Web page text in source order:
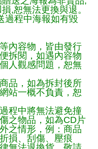
,恕無法更換與退。
過程中海報如有毀
內容物，皆由發行
拆閱，如遇內容物
人觀感問題，恕無
品，如為拆封後所
站一概不負責，恕
程中將無法避免撞
之物品，如為CD片
之情形，例：商品
損、刮傷、壓痕